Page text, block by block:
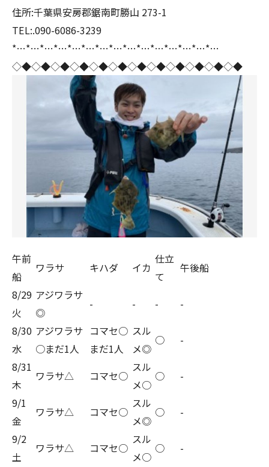
住所:千葉県安房郡鋸南町勝山 273-1
TEL:.090-6086-3239
*…*…*…*…*…*…*…*…*…*…*…*…*…*…*…
◇◆◇◆◇◆◇◆◇◆◇◆◇◆◇◆◇◆◇◆◇◆◇◆
午前
船
ワラサ キハダ イカ
仕立
て
午後船
8/29
火
アジワラサ
◎
- - -
-
8/30
水
アジワラサ
○まだ1人
コマセ○
まだ1人
スル
メ◎
○
-
8/31
木
ワラサ△ コマセ○
スル
メ○
○
-
9/1
金
ワラサ△ コマセ○
スル
メ◎
○
-
9/2
土
ワラサ△ コマセ○
スル
メ○
○
-